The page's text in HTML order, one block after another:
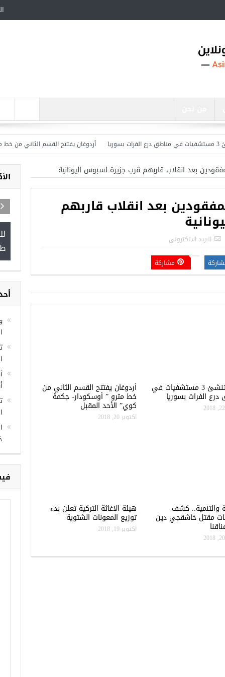
أردوغان يفتتح القسم الثاني من خط
بعد انقلاب قاربهم
البريد الالكترونى
مشاركة
تركيا تنشئ 3 مستشفيات في
الفرات بسوريا
أردوغان يفتتح القسم الثاني من
خط مترو ” أوسكودار- جكمة
كوي” الأحد المقبل
أكتوبر 20, 2018
والتنمية.. كشف
مقتل خاشقجي دين
هيئة الاغاثة التركية تعلن بدء
توزيع المعونات الشتوية
أكتوبر 19, 2018
مجموعة فرص عمل للسوريين في
غازي عنتاب
في تركيا